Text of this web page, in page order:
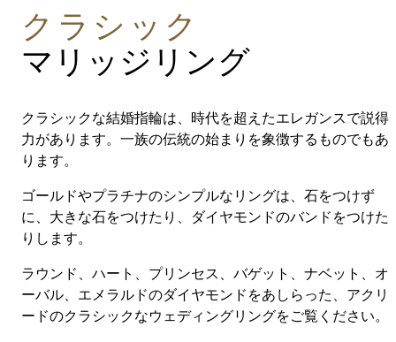
クラシック
マリッジリング
クラシックな結婚指輪は、時代を超えたエレガンスで説得
力があります。一族の伝統の始まりを象徴するものでもあ
ります。
ゴールドやプラチナのシンプルなリングは、石をつけず
に、大きな石をつけたり、ダイヤモンドのバンドをつけた
りします。
ラウンド、ハート、プリンセス、バゲット、ナベット、オ
ーバル、エメラルドのダイヤモンドをあしらった、アクリ
ードのクラシックなウェディングリングをご覧ください。